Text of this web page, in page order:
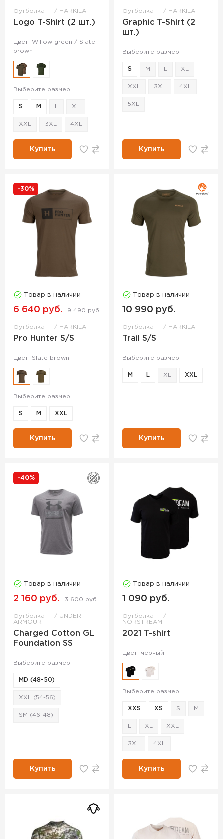
Футболка HARKILA
Logo T-Shirt (2 шт.)
Цвет: Willow green / Slate
brown
Выберите размер:
S M XL
XXL 3XL 4XL
Купить
Футболка HARKILA
Graphic T-Shirt (2
шт.)
Выберите размер:
S M XL
XXL 3XL 4XL
5XL
Купить
-30%
Товар в наличии
6 640 руб. 9 490 руб.
Футболка HARKILA
Pro Hunter S/S
Цвет: Slate brown
Выберите размер:
S M XXL
Купить
Товар в наличии
10 990 руб.
Футболка HARKILA
Trail S/S
Выберите размер:
M L XL XXL
Купить
-40%
Товар в наличии
2 160 руб. 3 600 руб.
Футболка
UNDER
ARMOUR
Charged Cotton GL
Foundation SS
Выберите размер:
MD (48-50)
XXL (54-56)
SM (46-48)
Купить
Товар в наличии
1 090 руб.
Футболка
NORSTREAM
2021 T-shirt
Цвет: черный
Выберите размер:
XXS XS S M
XL XXL
3XL 4XL
Купить